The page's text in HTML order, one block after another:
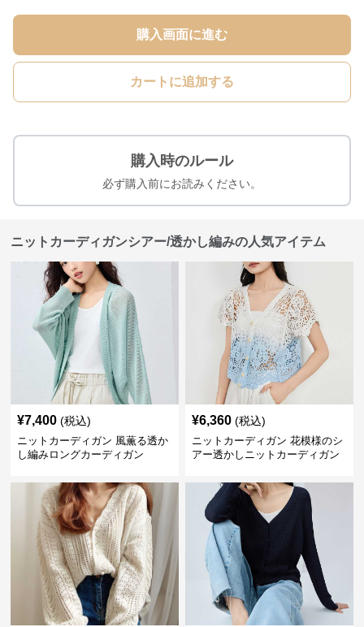
購入画面に進む
カートに追加する
購入時のルール
必ず購入前にお読みください。
ニットカーディガンシアー/透かし編みの人気アイテム
¥7,400 (税込)
ニットカーディガン 風薫る透か
し編みロングカーディガン
¥6,360 (税込)
ニットカーディガン 花模様のシ
アー透かしニットカーディガン